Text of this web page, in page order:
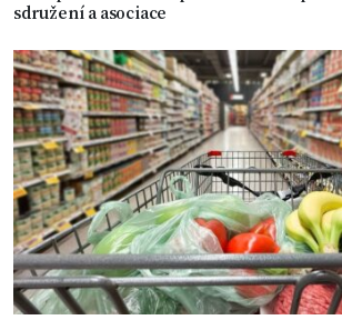
sdružení a asociace